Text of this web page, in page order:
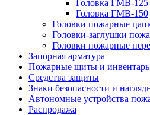
Головка ГМВ-125
Головка ГМВ-150
Головки пожарные
Головки-заглушки
Головки пожарные
Запорная арматура
Пожарные щиты и инвентарь
Средства защиты
Знаки безопасности и
Автономные устройства
Распродажа